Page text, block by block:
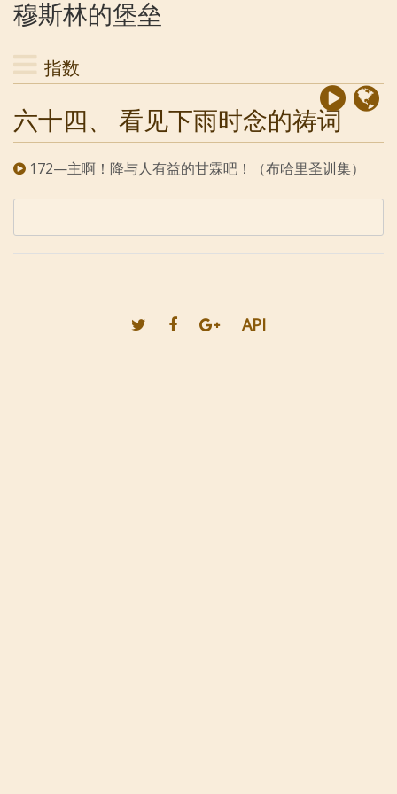
穆斯林的堡垒
指数
六十四、 看见下雨时念的祷词
172—主啊！降与人有益的甘霖吧！（布哈里圣训集）
API